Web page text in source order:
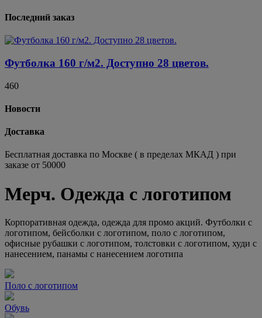
Последний заказ
Футболка 160 г/м2. Доступно 28 цветов.
460
Новости
Доставка
Бесплатная доставка по Москве ( в пределах МКАД ) при
заказе от 50000
Мерч. Одежда с логотипом
Корпоративная одежда, одежда для промо акций. Футболки с
логотипом, бейсболки с логотипом, поло с логотипом,
офисные рубашки с логотипом, толстовки с логотипом, худи с
нанесением, панамы с нанесением логотипа
Поло с логотипом
Обувь